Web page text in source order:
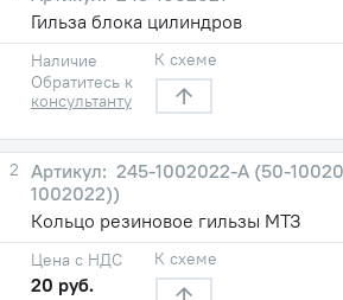
Гильза блока цилиндров
Наличие
Обратитесь к
консультанту
К схеме
2
245-1002022-А (50-
1002022))
Кольцо резиновое гильзы МТЗ
Цена с НДС
20 руб.
К схеме